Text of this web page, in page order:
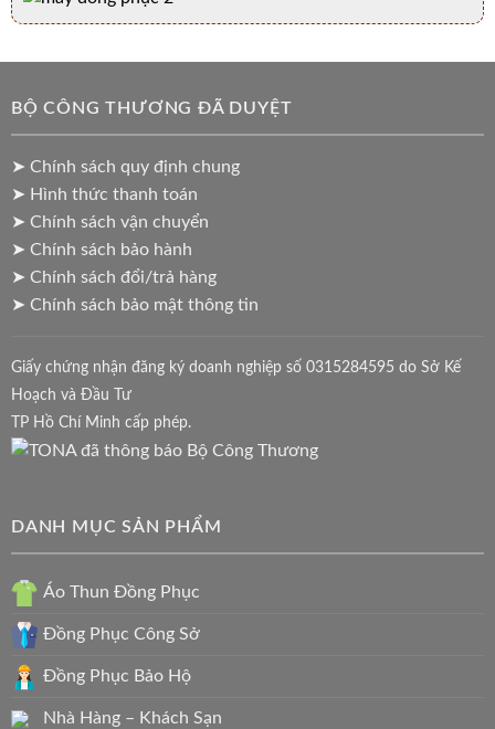
BỘ CÔNG THƯƠNG ĐÃ DUYỆT
➤ Chính sách quy định chung
➤ Hình thức thanh toán
➤ Chính sách vận chuyển
➤ Chính sách bảo hành
➤ Chính sách đổi/trả hàng
➤ Chính sách bảo mật thông tin
Giấy chứng nhận đăng ký doanh nghiệp số 0315284595 do Sở Kế
Hoạch và Đầu Tư
TP Hồ Chí Minh cấp phép.
DANH MỤC SẢN PHẨM
Áo Thun Đồng Phục
Đồng Phục Công Sở
Đồng Phục Bảo Hộ
Nhà Hàng – Khách Sạn